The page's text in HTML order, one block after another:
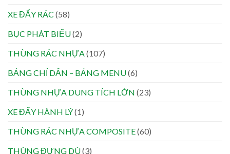
XE ĐẨY RÁC (58)
BỤC PHÁT BIỂU(2)
THÙNG RÁC NHỰA (107)
BẢNG CHỈ DẪN – BẢNG MENU(6)
THÙNG NHỰA DUNG TÍCH LỚN (23)
XE ĐẨY HÀNH LÝ(1)
THÙNG RÁC NHỰA COMPOSITE(60)
THÙNG ĐỰNG DÙ(3)